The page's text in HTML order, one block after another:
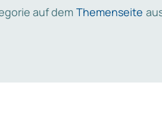
auf dem Themenseite